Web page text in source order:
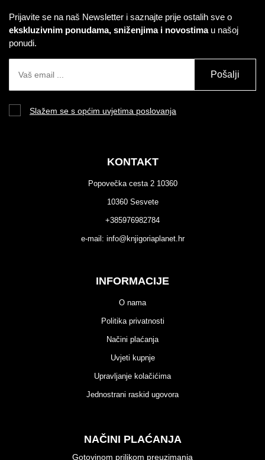
Prijavite se na naš Newsletter i saznajte prije ostalih sve o
ekskluzivnim ponudama, sniženjima i novostimau našoj
ponudi.
Pošalji
Slažem se s općim uvjetima poslovanja
KONTAKT
Popovečka cesta 2 10360
10360 Sesvete
+385976982784
e-mail: info@knjigoriaplanet.hr
INFORMACIJE
O nama
Politika privatnosti
Načini plaćanja
Uvjeti kupnje
Upravljanje kolačićima
Jednostrani raskid ugovora
NAČINI PLAĆANJA
Gotovinom prilikom preuzimanja